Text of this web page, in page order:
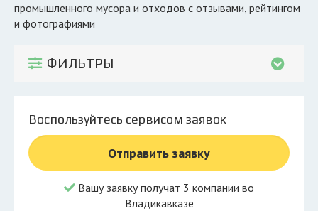
Компании
КОМПАНИЯМ
© 2026 Все права защищены
промышленного мусора и отходов с отзывами, рейтингом
и фотографиями
ФИЛЬТРЫ
Воспользуйтесь сервисом заявок
Отправить заявку
Вашу заявку получат 3 компании во
Владикавказе